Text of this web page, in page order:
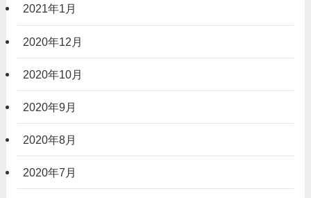
2021年1月
2020年12月
2020年10月
2020年9月
2020年8月
2020年7月